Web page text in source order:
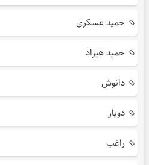
حمید عسکری
حمید هیراد
دانوش
دویار
راغب